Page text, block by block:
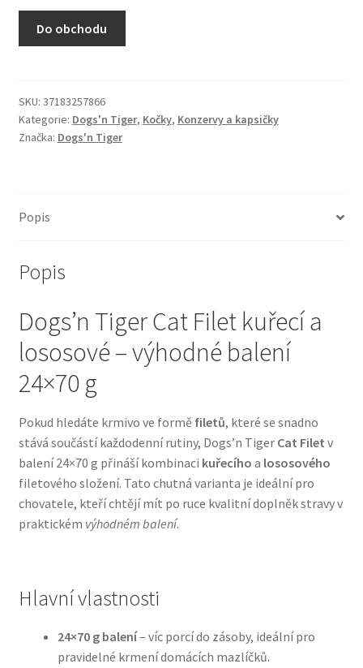
N&D Farmina pro kočky — Italské holistic krmivo
Pamlsky pro kočky
Purizon pro kočky
Veterinární dieta pro kočky
Vše pro psy — Krmivo, doplňky, vybavení
Boudy a výběhy
Bozita pro psy — Švédské krmivo s nordickou kvalitou
Brit pro psy
Granule pro psy
Natural Trainer pro psy — Italské krmivo s
Happy Dog — Německá kvalita a přirozené složení
Hill’s pro psy
Do obchodu
SKU: 37183257866
Kategorie: Dogs'n Tiger, Kočky, Konzervy a kapsičky
Značka: Dogs'n Tiger
Popis
Popis
Dogs’n Tiger Cat Filet kuřecí a
lososové – výhodné balení
24×70 g
Pokud hledáte krmivo ve formě filetů, které se snadno
stává součástí každodenní rutiny, Dogs’n Tiger Cat Filet v
balení 24×70 g přináší kombinaci kuřecího a lososového
filetového složení. Tato chutná varianta je ideální pro
chovatele, kteří chtějí mít po ruce kvalitní doplněk stravy v
praktickém výhodném balení.
Hlavní vlastnosti
24×70 g balení– víc porcí do zásoby, ideální pro
pravidelné krmení domácích mazlíčků.